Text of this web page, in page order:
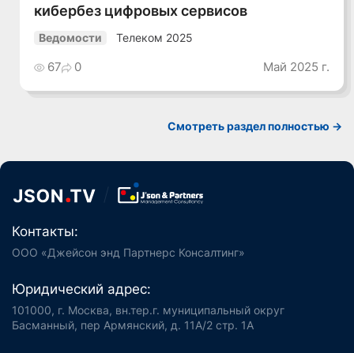
кибербез цифровых сервисов
Ведомости Телеком 2025
67 0 Май 2025 г.
Смотреть раздел полностью ->
Контакты:
ООО «Джейсон энд Партнерс Консалтинг»
Юридический адрес:
101000, г. Москва, вн.тер.г. муниципальный округ
Басманный, пер Армянский, д. 11А/2 стр. 1А